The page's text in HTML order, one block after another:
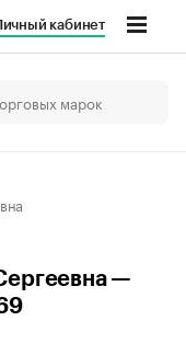
кабинет
—